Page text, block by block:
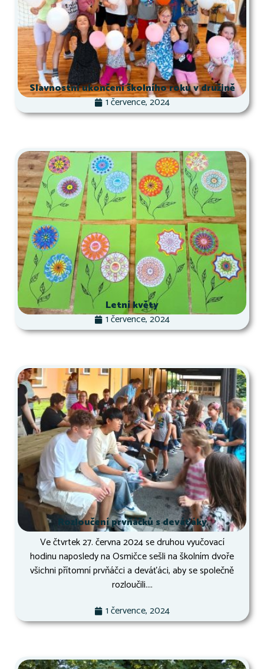
Slavnostní ukončení školního roku v družině
1 července, 2024
Letní květy
1 července, 2024
Rozloučení prvňáčků s deváťáky
Ve čtvrtek 27. června 2024 se druhou vyučovací
hodinu naposledy na Osmičce sešli na školním dvoře
všichni přítomní prvňáčci a deváťáci, aby se společně
rozloučili....
1 července, 2024